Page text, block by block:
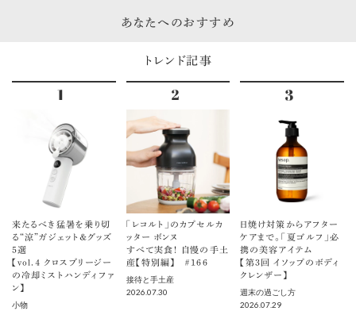
あなたへのおすすめ
トレンド記事
来たるべき猛暑を乗り切
る“涼”ガジェット＆グッズ
5選
【vol.４ クロスブリージー
の冷却ミストハンディファ
ン】
小物
「レコルト」のカプセルカ
ッター ボンヌ
すべて実食！ 自慢の手土
産【特別編】 ＃166
接待と手土産
2026.07.30
日焼け対策からアフター
ケアまで。「夏ゴルフ」必
携の美容アイテム
【第3回 イソップのボディ
クレンザー】
週末の過ごし方
2026.07.29